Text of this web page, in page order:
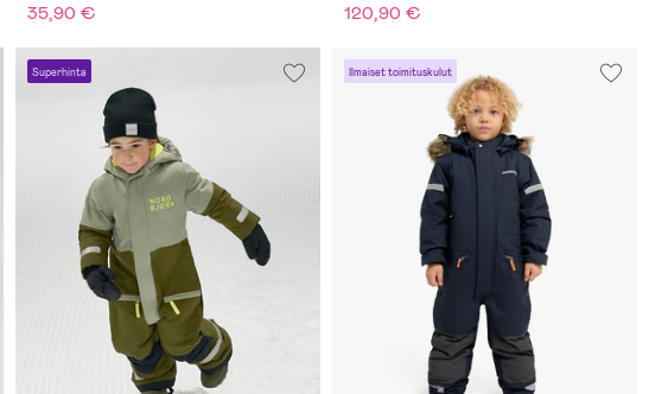
35,90 € 120,90 €
Superhinta Ilmaiset toimituskulut